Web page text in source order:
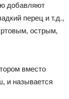
добавляют
перец и т.д.,
острым,
вместо
и называется